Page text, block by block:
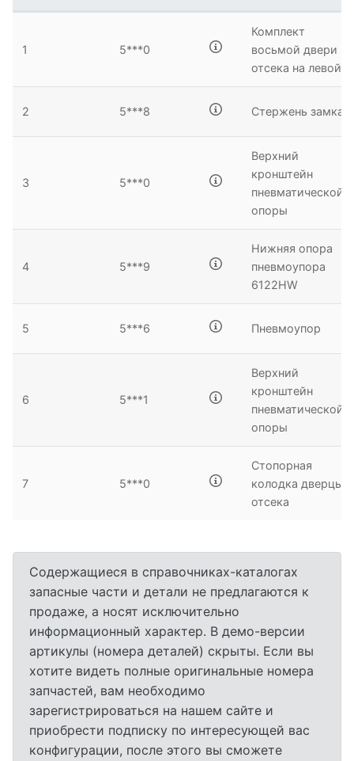
1 5***0
Комплект
восьмой двери
отсека на левой
2 5***8 Стержень замка
3 5***0
Верхний
кронштейн
пневматической
опоры
4 5***9
Нижняя опора
пневмоупора
6122HW
5 5***6 Пневмоупор
6 5***1
Верхний
кронштейн
пневматической
опоры
7 5***0
Стопорная
колодка дверцы
отсека
Содержащиеся в справочниках-каталогах
запасные части и детали не предлагаются к
продаже, а носят исключительно
информационный характер. В демо-версии
артикулы (номера деталей) скрыты. Если вы
хотите видеть полные оригинальные номера
запчастей, вам необходимо
зарегистрироваться на нашем сайте и
приобрести подписку по интересующей вас
конфигурации, после этого вы сможете